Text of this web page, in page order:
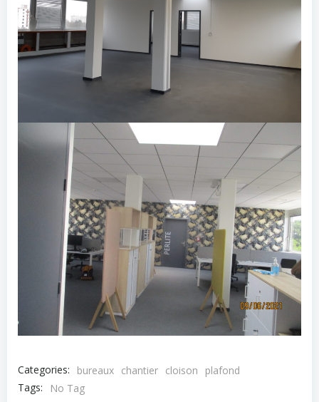
Categories: bureaux chantier cloison
plafond
Tags:
No Tag